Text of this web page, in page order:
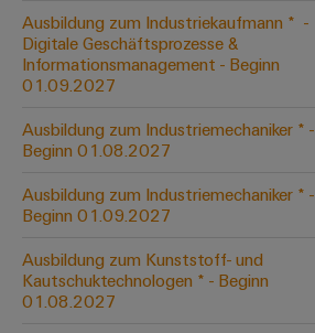
Maschinenbau
Lösungen
für
verschiedene
Segmente
der
und
Fabrikautomation
Öl
&
Lösungen
IIoT
&
Automation
Software
Industrial
Industrial
Automation
Feldbusverteiler
Automatisierung
&
Software
I/O-
Systeme
Technische
Produktkataloge
Reparatur
und
Ersatzteile
Trainings
Webinare
PSIRT
IIoT
and
Partner
Netzwerk
IIoT
Automation
Solution
Aktuelle
Termine
Workshops
für
Schulklassen
Ausbildung zum Industriekaufmann * ​ -
Digitale Geschäftsprozesse &
Informationsmanagement - Beginn
01.09.2027
Ausbildung zum Industriemechaniker * -
Beginn 01.08.2027
Ausbildung zum Industriemechaniker * -
Beginn 01.09.2027
Ausbildung zum Kunststoff- und
Kautschuktechnologen * - Beginn
01.08.2027